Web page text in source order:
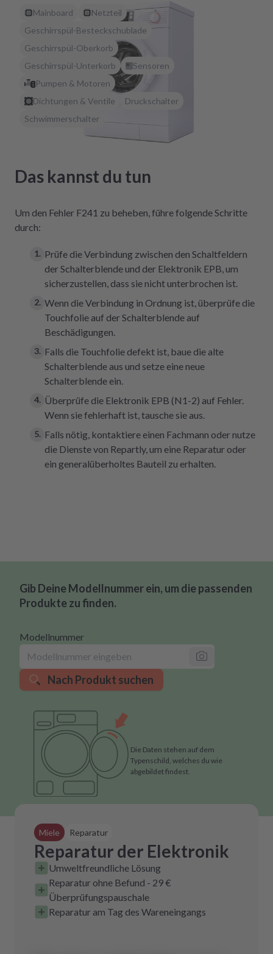
Mainboard
Netzteil
Geschirrspül-Besteckschublade
Geschirrspül-Oberkorb
Geschirrspül-Unterkorb
Sensoren
Pumpen & Motoren
Dichtungen & Ventile
Druckschalter
Schwimmerschalter
Das kannst du tun
Um den Fehler F241 zu beheben, führe folgende Schritte
durch:
Prüfe die Verbindung zwischen den Schaltfeldern
der Schalterblende und der Elektronik EPB, um
sicherzustellen, dass sie nicht unterbrochen ist.
Wenn die Verbindung in Ordnung ist, überprüfe die
Touchfolie auf der Schalterblende auf
Beschädigungen.
Falls die Touchfolie defekt ist, baue die alte
Schalterblende aus und setze eine neue
Schalterblende ein.
Überprüfe die Elektronik EPB (N1-2) auf Fehler.
Wenn sie fehlerhaft ist, tausche sie aus.
Falls nötig, kontaktiere einen Fachmann oder nutze
die Dienste von Repartly, um eine Reparatur oder
ein generalüberholtes Bauteil zu erhalten.
Gib Deine Modellnummer ein, um die passenden
Produkte zu finden.
Modellnummer
Nach Produkt suchen
Die Daten stehen auf dem
Typenschild, welches du wie
abgebildet findest.
Miele Reparatur
Reparatur der Elektronik
Umweltfreundliche Lösung
Reparatur ohne Befund - 29 €
Überprüfungspauschale
Reparatur am Tag des Wareneingangs